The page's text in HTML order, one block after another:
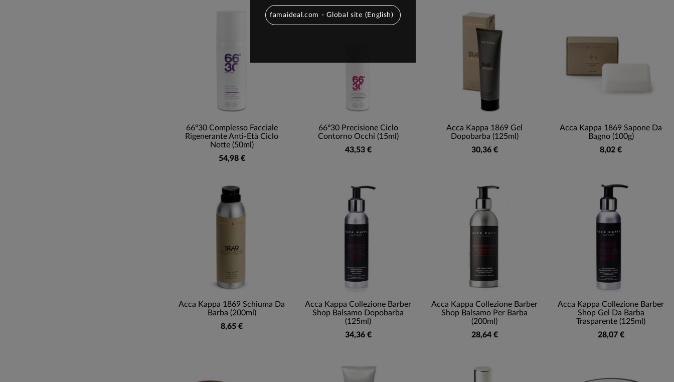
66º30 Complesso Facciale
Rigenerante Anti-Età Ciclo
Notte (50ml)
54,98 €
66º30 Precisione Ciclo
Contorno Occhi (15ml)
43,53 €
Acca Kappa 1869 Gel
Dopobarba (125ml)
30,36 €
Acca Kappa 1869 Sapone Da
Bagno (100g)
8,02 €
Acca Kappa 1869 Schiuma Da
Barba (200ml)
8,65 €
Acca Kappa Collezione Barber
Shop Balsamo Dopobarba
(125ml)
34,36 €
Acca Kappa Collezione Barber
Shop Balsamo Per Barba
(200ml)
28,64 €
Acca Kappa Collezione Barber
Shop Gel Da Barba
Trasparente (125ml)
28,07 €
famaideal.com - Global site (English)